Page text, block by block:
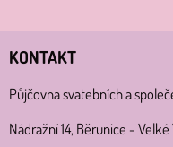
KONTAKT
Půjčovna svatebních a
Nádražní 14, Běrunice -